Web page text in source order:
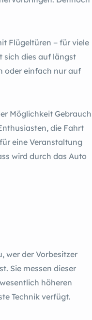
Flügeltüren ­− für viele
sich dies auf längst
oder einfach nur auf
Möglichkeit Gebrauch
die Fahrt
eine Veranstaltung
wird durch das Auto
wer der Vorbesitzer
Sie messen dieser
höheren
Technik verfügt.